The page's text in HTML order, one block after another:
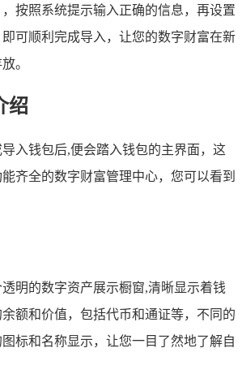
，按照系统提示输入正确的信息，再设置
可顺利完成导入，让您的数字财富在新
。
绍
入钱包后,便会踏入钱包的主界面，这
齐全的数字财富管理中心，您可以看到
明的数字资产展示橱窗,清晰显示着钱
额和价值，包括代币和通证等，不同的
标和名称显示，让您一目了然地了解自